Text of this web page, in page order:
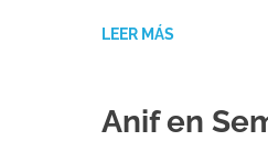
LEER MÁS
Anif en